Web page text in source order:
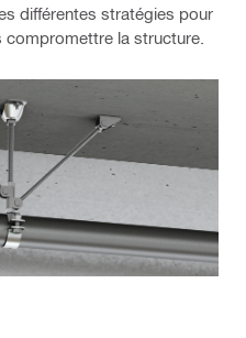
différentes stratégies pour
la structure.